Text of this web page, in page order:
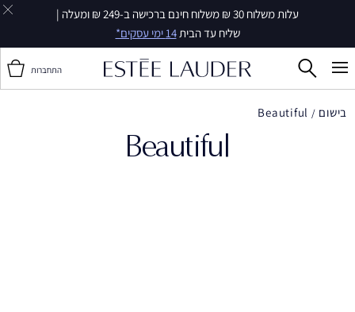
עלות משלוח 30 ₪ משלוח חינם ברכישה ב-249 ₪ ומעלה |
שליח עד הבית14 ימי עסקים*
התחברות
בישום Beautiful
Beautiful